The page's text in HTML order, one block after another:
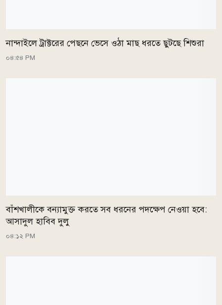
নান্দাইলে ট্রাক্টরের পেছনে ভেসে ওঠা মাছ ধরতে ছুটছে শিশুরা
০৪:৫৪ PM
বাঁশখালীকে বন্যামুক্ত করতে সব ধরনের পদক্ষেপ নেওয়া হবে:
আসাদুল হাবিব দুলু
০৪:১২ PM